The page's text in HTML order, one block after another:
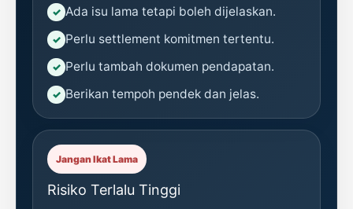
Ada isu lama tetapi boleh dijelaskan.
Perlu settlement komitmen tertentu.
Perlu tambah dokumen pendapatan.
Berikan tempoh pendek dan jelas.
Jangan Ikat Lama
Risiko Terlalu Tinggi